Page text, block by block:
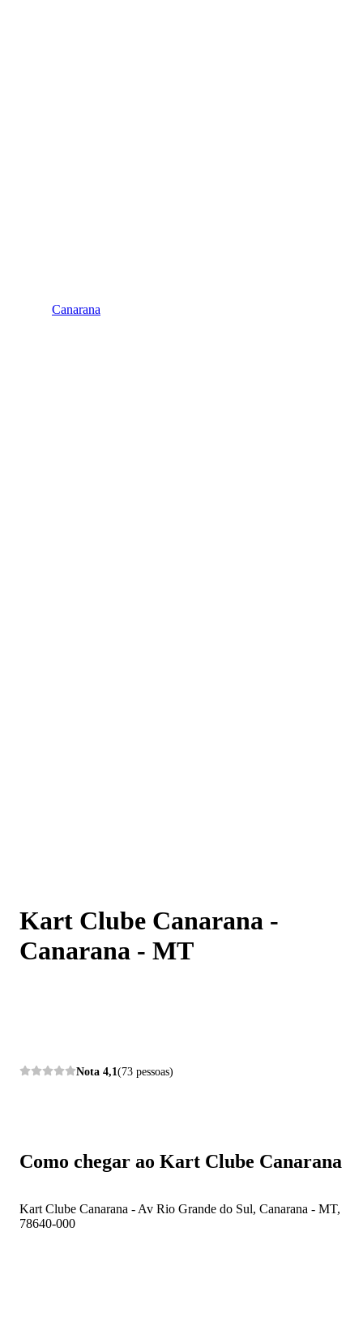
Canarana
Kart Clube Canarana -
Canarana - MT
Nota 4,1 (73 pessoas)
Como chegar ao Kart Clube Canarana
Kart Clube Canarana - Av Rio Grande do Sul, Canarana - MT,
78640-000